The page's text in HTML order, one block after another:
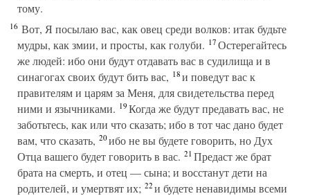
тому.
16 Вот, Я посылаю вас, как овец среди волков: итак будьте
мудры, как змии, и просты, как голуби. 17Остерегайтесь
же людей: ибо они будут отдавать вас в судилища и в
синагогах своих будут бить вас, 18и поведут вас к
правителям и царям за Меня, для свидетельства перед
ними и язычниками. 19Когда же будут предавать вас, не
заботьтесь, как или что сказать; ибо в тот час дано будет
вам, что сказать, 20ибо не вы будете говорить, но Дух
Отца вашего будет говорить в вас. 21Предаст же брат
брата на смерть, и отец — сына; и восстанут дети на
родителей, и умертвят их; 22и будете ненавидимы всеми